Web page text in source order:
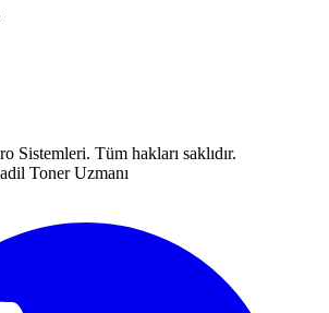
Sistemleri. Tüm hakları saklıdır.
Toner Uzmanı